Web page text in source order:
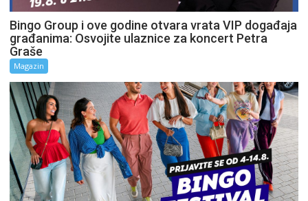
Bingo Group i ove godine otvara vrata VIP događaja
građanima: Osvojite ulaznice za koncert Petra
Graše
Magazin